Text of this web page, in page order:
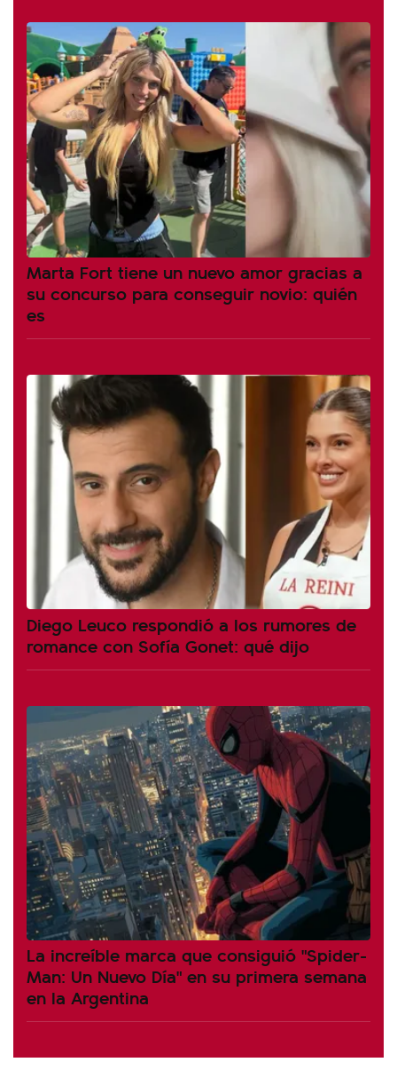
Marta Fort tiene un nuevo amor gracias a
su concurso para conseguir novio: quién
es
Diego Leuco respondió a los rumores de
romance con Sofía Gonet: qué dijo
La increíble marca que consiguió "Spider-
Man: Un Nuevo Día" en su primera semana
en la Argentina